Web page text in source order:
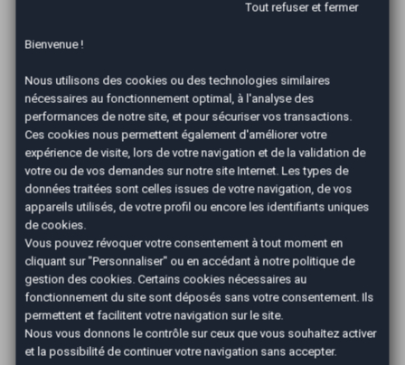
automobiles réparties sur tout le territoire, votre
réseau de proximité AutoEasy vous accompagne de
A à Z pourfaciliter la vente de votre véhicule
Grâce à notre expertise et notre expérience, vous
aurez ainsi l'assurance de réaliser une vente rapide
et dans les meilleures conditions de votre ancienne
voiture. En tant que professionnels, nous nous
engageons à conclureune vente de votre véhicule
au montant le plus juste pour vous
Outre notre service d'intermédiation classique
entre particuliers, nous sommes en mesure
d'effectuer lareprise et le paiement de votre
véhicule en 24 heures grâce à notre service de «
rachat cash ». Cette formule vous permet de
Tout refuser et fermer
Bienvenue !
Nous utilisons des cookies ou des technologies similaires
nécessaires au fonctionnement optimal, à l'analyse des
performances de notre site, et pour sécuriser vos transactions.
Ces cookies nous permettent également d'améliorer votre
expérience de visite, lors de votre navigation et de la validation de
votre ou de vos demandes sur notre site Internet. Les types de
données traitées sont celles issues de votre navigation, de vos
appareils utilisés, de votre profil ou encore les identifiants uniques
de cookies.
Vous pouvez révoquer votre consentement à tout moment en
cliquant sur "Personnaliser" ou en accédant à notre politique de
gestion des cookies. Certains cookies nécessaires au
fonctionnement du site sont déposés sans votre consentement. Ils
permettent et facilitent votre navigation sur le site.
Nous vous donnons le contrôle sur ceux que vous souhaitez activer
et la possibilité de continuer votre navigation sans accepter.